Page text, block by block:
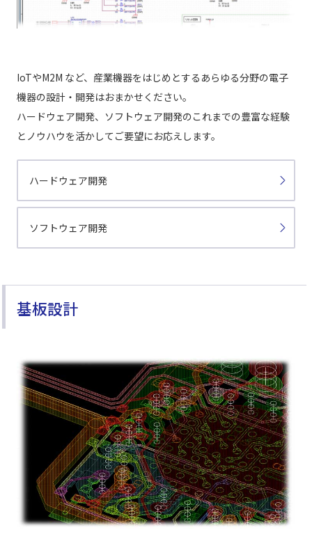
IoTやM2M など、産業機器をはじめとするあらゆる分野の電子
機器の設計・開発はおまかせください。
ハードウェア開発、ソフトウェア開発のこれまでの豊富な経験
とノウハウを活かしてご要望にお応えします。
ハードウェア開発
ソフトウェア開発
基板設計